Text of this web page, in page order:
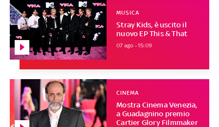
Stray Kids, è uscito il
nuovo EP This & That
MUSICA
07 ago - 15:09
Mostra Cinema Venezia,
a Guadagnino premio
Cartier Glory Filmmaker
CINEMA